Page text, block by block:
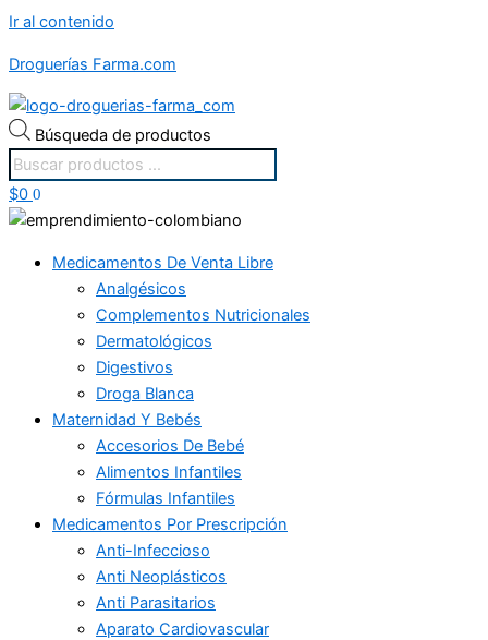
Ir al contenido
Droguerías Farma.com
Búsqueda de productos
$0 0
Medicamentos De Venta Libre
Analgésicos
Complementos Nutricionales
Dermatológicos
Digestivos
Droga Blanca
Maternidad Y Bebés
Accesorios De Bebé
Alimentos Infantiles
Fórmulas Infantiles
Medicamentos Por Prescripción
Anti-Infeccioso
Anti Neoplásticos
Anti Parasitarios
Aparato Cardiovascular